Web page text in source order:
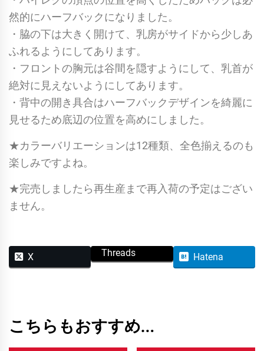
グ
リ
ッ
タ
ー
個
然的にハーフバックになりました。
・脇の下は大きく開けて、乳房がサイドから少しあ
ふれるようにしてあります。
・フロントの胸元は谷間を隠すようにして、乳首が
絶対に見えないようにしてあります。
・背中の開き具合はハーフバックデザインを綺麗に
見せるため底辺の位置を高めにしました。
★カラーバリエーションは12種類、全色揃えるのも
楽しみですよね。
★完売しましたら再生産まで再入荷の予定はござい
ません。
X Threads Hatena
こちらもおすすめ…